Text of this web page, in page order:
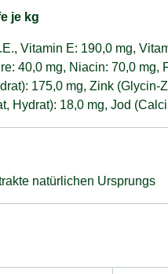
je kg
Vitamin E: 190,0 mg,
40,0 mg, Niacin: 70,0
175,0 mg, Zink
Hydrat): 18,0 mg, Jod
natürlichen Ursprungs